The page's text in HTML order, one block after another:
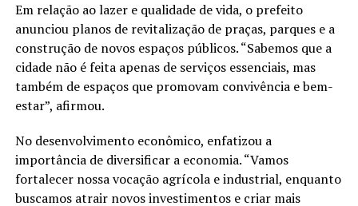
Em relação ao lazer e qualidade de vida, o prefeito
anunciou planos de revitalização de praças, parques e a
construção de novos espaços públicos. “Sabemos que a
cidade não é feita apenas de serviços essenciais, mas
também de espaços que promovam convivência e bem-
estar”, afirmou.
No desenvolvimento econômico, enfatizou a
importância de diversificar a economia. “Vamos
fortalecer nossa vocação agrícola e industrial, enquanto
buscamos atrair novos investimentos e criar mais